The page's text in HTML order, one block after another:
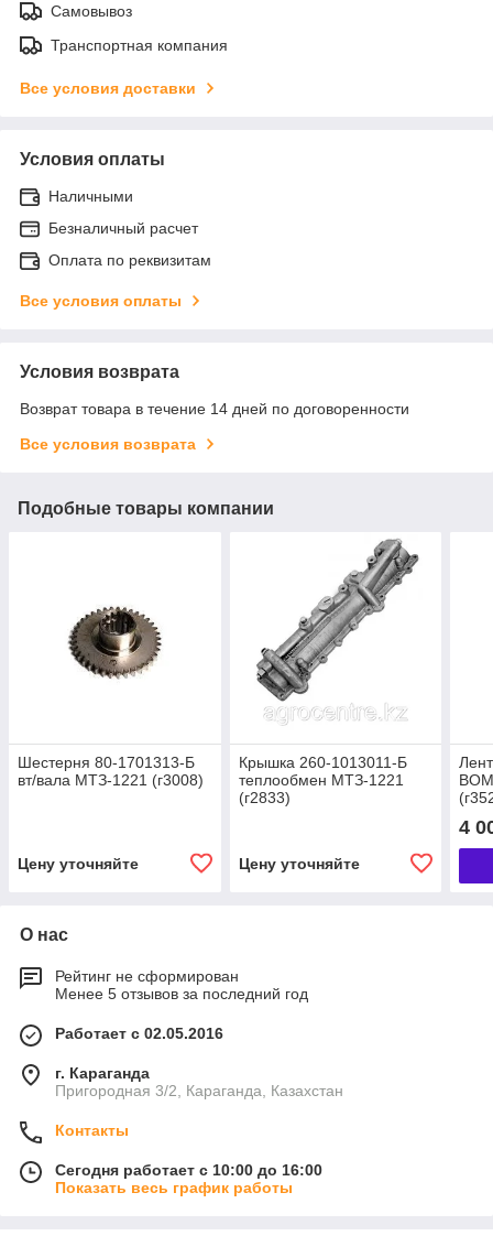
Самовывоз
Транспортная компания
Все условия доставки
Условия оплаты
Наличными
Безналичный расчет
Оплата по реквизитам
Все условия оплаты
Условия возврата
Возврат товара в течение 14 дней по договоренности
Все условия возврата
Подобные товары компании
Шестерня 80-1701313-Б
вт/вала МТЗ-1221 (г3008)
Цену уточняйте
Крышка 260-1013011-Б
теплообмен МТЗ-1221
(г2833)
Цену уточняйте
ВОМ
4
О нас
Рейтинг не сформирован
Менее 5 отзывов за последний год
Работает с 02.05.2016
г. Караганда
Пригородная 3/2, Караганда, Казахстан
Контакты
Сегодня работает с 10:00 до 16:00
Показать весь график работы